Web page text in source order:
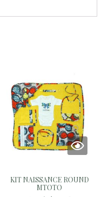
KIT NAISSANCE ROUND
MTOTO